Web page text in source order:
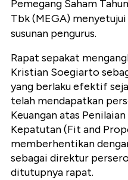
Pemegang Saham
Tbk (MEGA)
susunan pengurus.
Rapat sepakat
Kristian Soegiarto
yang berlaku efektif
telah mendapatkan
Keuangan atas
Kepatutan (Fit and
memberhentikan
sebagai direktur
ditutupnya rapat.